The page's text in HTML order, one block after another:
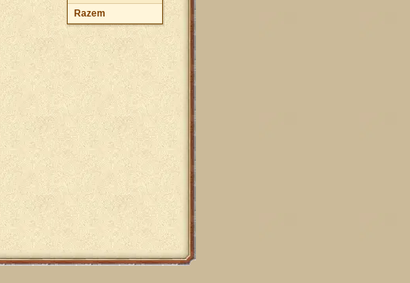
Razem